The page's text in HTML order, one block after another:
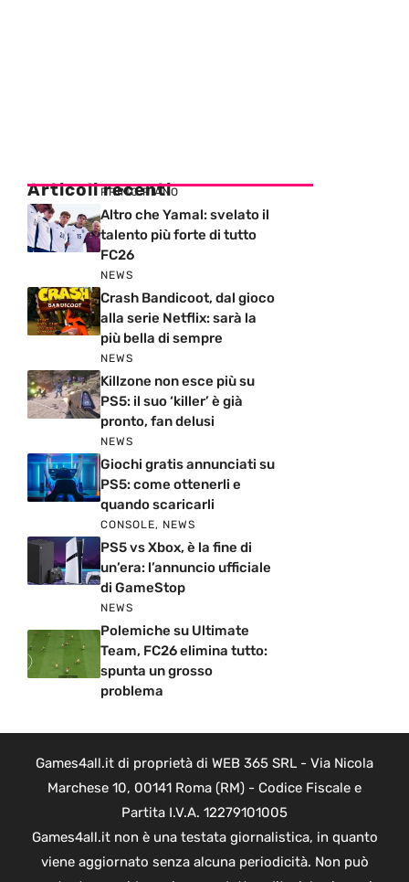
Articoli recenti
PRIMO PIANO
Altro che Yamal: svelato il
talento più forte di tutto
FC26
NEWS
Crash Bandicoot, dal gioco
alla serie Netflix: sarà la
più bella di sempre
NEWS
Killzone non esce più su
PS5: il suo ‘killer’ è già
pronto, fan delusi
NEWS
Giochi gratis annunciati su
PS5: come ottenerli e
quando scaricarli
CONSOLE, NEWS
PS5 vs Xbox, è la fine di
un’era: l’annuncio ufficiale
di GameStop
NEWS
Polemiche su Ultimate
Team, FC26 elimina tutto:
spunta un grosso
problema
Games4all.it di proprietà di WEB 365 SRL - Via Nicola
Marchese 10, 00141 Roma (RM) - Codice Fiscale e
Partita I.V.A. 12279101005
Games4all.it non è una testata giornalistica, in quanto
viene aggiornato senza alcuna periodicità. Non può